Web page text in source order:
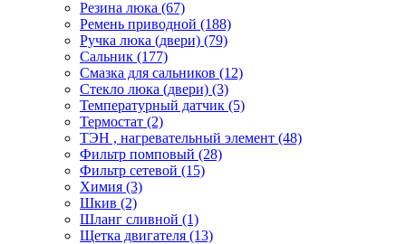
Резина люка (67)
Ремень приводной (188)
Ручка люка (двери) (79)
Сальник (177)
Смазка для сальников (12)
Стекло люка (двери) (3)
Температурный датчик (5)
Термостат (2)
ТЭН , нагревательный элемент (48)
Фильтр помповый (28)
Фильтр сетевой (15)
Химия (3)
Шкив (2)
Шланг сливной (1)
Щетка двигателя (13)